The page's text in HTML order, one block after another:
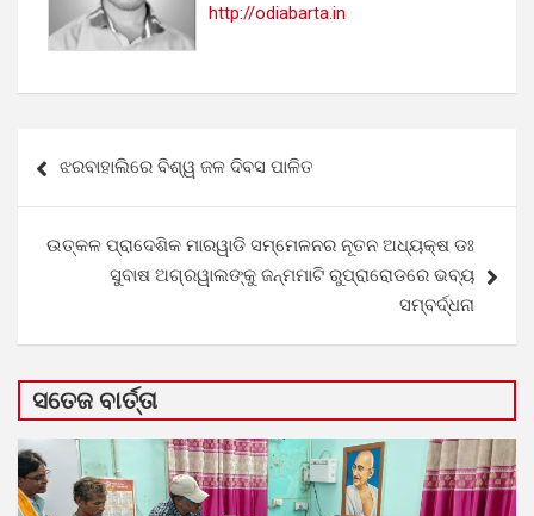
http://odiabarta.in
navigation
ଝରବାହାଲିରେ ବିଶ୍ୱ ଜଳ ଦିବସ ପାଳିତ
ଉତ୍କଳ ପ୍ରାଦେଶିକ ମାରୱାଡି ସମ୍ମେଳନର ନୂତନ ଅଧ୍ୟକ୍ଷ ଡଃ
ସୁବାଷ ଅଗ୍ରୱାଲଙ୍କୁ ଜନ୍ମମାଟି ରୁପ୍ରାରୋଡରେ ଭବ୍ୟ
ସମ୍ବର୍ଦ୍ଧନା
ସତେଜ ବାର୍ତ୍ତା